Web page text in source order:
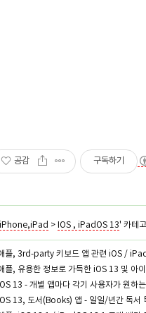
공감 구독하기
iPhone,iPad >IOS , iPadOS 13' 카테
플, 3rd-party 키보드 앱 관련 iOS /
플, 유용한 정보로 가득한 iOS 13 및 아
13 - 개별 앱마다 각기 사용자가 원하
13, 도서(Books) 앱 - 일일/년간 독서